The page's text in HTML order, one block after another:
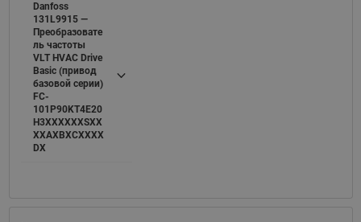
Danfoss
131L9915 —
Преобразовате
ль частоты
VLT HVAC Drive
Basic (привод
базовой серии)
FC-
101P90KT4E20
H3XXXXXXSXX
XXAXBXCXXXX
DX